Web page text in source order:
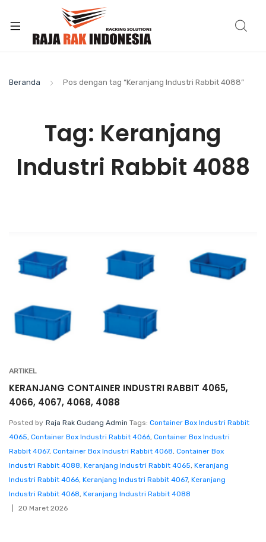
Beranda Pos dengan tag “Keranjang Industri Rabbit 4088”
Tag: Keranjang
Industri Rabbit 4088
ARTIKEL
KERANJANG CONTAINER INDUSTRI RABBIT 4065,
4066, 4067, 4068, 4088
Posted by Raja Rak Gudang Admin Tags: Container Box Industri Rabbit
4065, Container Box Industri Rabbit 4066, Container Box Industri
Rabbit 4067, Container Box Industri Rabbit 4068, Container Box
Industri Rabbit 4088, Keranjang Industri Rabbit 4065, Keranjang
Industri Rabbit 4066, Keranjang Industri Rabbit 4067, Keranjang
Industri Rabbit 4068, Keranjang Industri Rabbit 4088
20 Maret 2026